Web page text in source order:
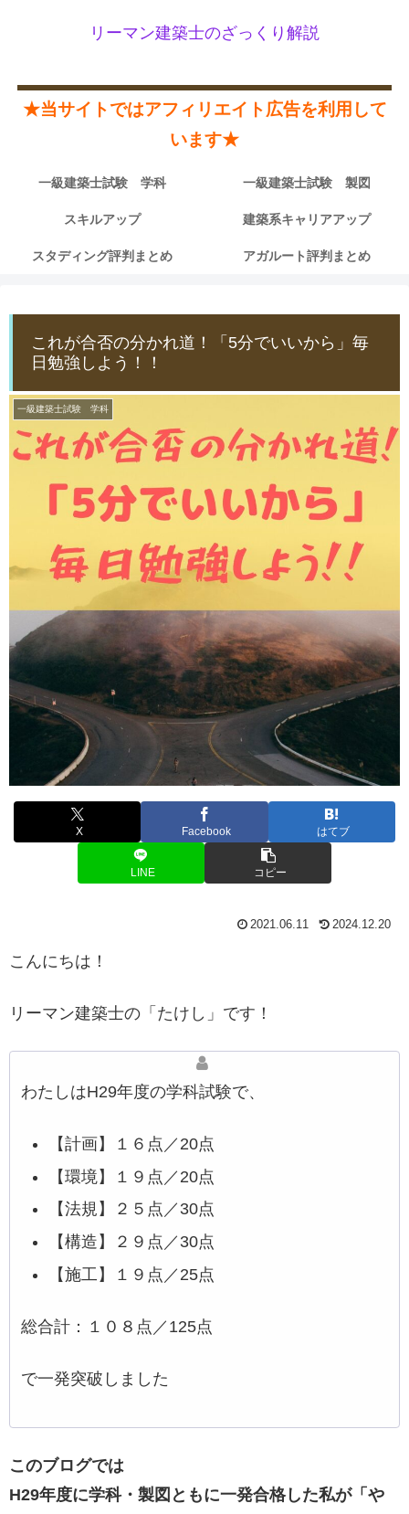
リーマン建築士のざっくり解説
★当サイトではアフィリエイト広告を利用して
います★
一級建築士試験 学科 一級建築士試験 製図
スキルアップ 建築系キャリアアップ
スタディング評判まとめ アガルート評判まとめ
これが合否の分かれ道！「5分でいいから」毎
日勉強しよう！！
一級建築士試験 学科
X Facebook はてブ
LINE コピー
2021.06.11 2024.12.20
こんにちは！
リーマン建築士の「たけし」です！
わたしはH29年度の学科試験で、
【計画】１６点／20点
【環境】１９点／20点
【法規】２５点／30点
【構造】２９点／30点
【施工】１９点／25点
総合計：１０８点／125点
で一発突破しました
このブログでは
H29年度に学科・製図ともに一発合格した私が「や